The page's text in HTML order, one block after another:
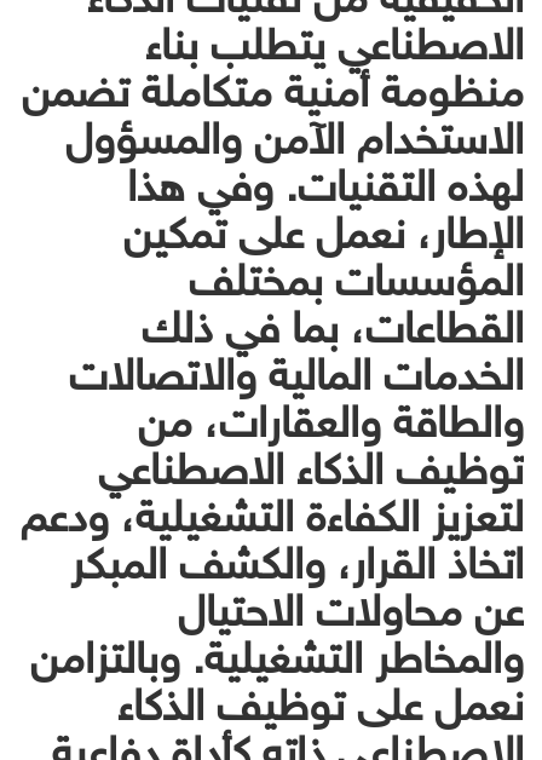
الاصطناعي يتطلب بناء
منظومة أمنية متكاملة تضمن
الاستخدام الآمن والمسؤول
لهذه التقنيات. وفي هذا
الإطار، نعمل على تمكين
المؤسسات بمختلف
القطاعات، بما في ذلك
الخدمات المالية والاتصالات
والطاقة والعقارات، من
توظيف الذكاء الاصطناعي
لتعزيز الكفاءة التشغيلية، ودعم
اتخاذ القرار، والكشف المبكر
عن محاولات الاحتيال
والمخاطر التشغيلية. وبالتزامن
نعمل على توظيف الذكاء
الاصطناعي ذاته كأداة دفاعية